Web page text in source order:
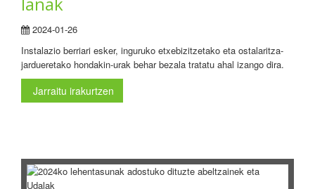
2024-01-26
Instalazio berriari esker, inguruko etxebizitzetako eta ostalaritza-
jardueretako hondakin-urak behar bezala tratatu ahal izango dira.
Jarraitu irakurtzen